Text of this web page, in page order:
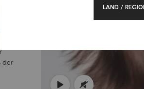
der
Eine Fruchtsäure
die Haut
verfeinert das
LAND /